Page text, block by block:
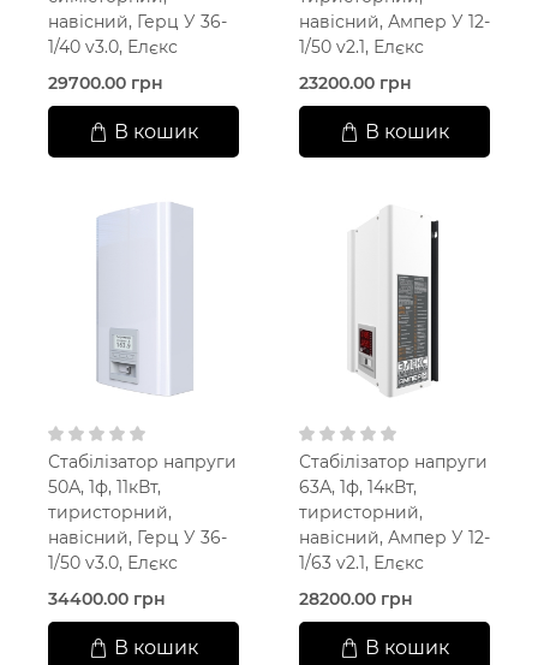
навісний, Герц У 36-
1/40 v3.0, Елєкс
29700.00 грн
В кошик
навісний, Ампер У 12-
1/50 v2.1, Елєкс
23200.00 грн
В кошик
Стабілізатор напруги
50А, 1ф, 11кВт,
тиристорний,
навісний, Герц У 36-
1/50 v3.0, Елєкс
34400.00 грн
В кошик
Стабілізатор напруги
63А, 1ф, 14кВт,
тиристорний,
навісний, Ампер У 12-
1/63 v2.1, Елєкс
28200.00 грн
В кошик